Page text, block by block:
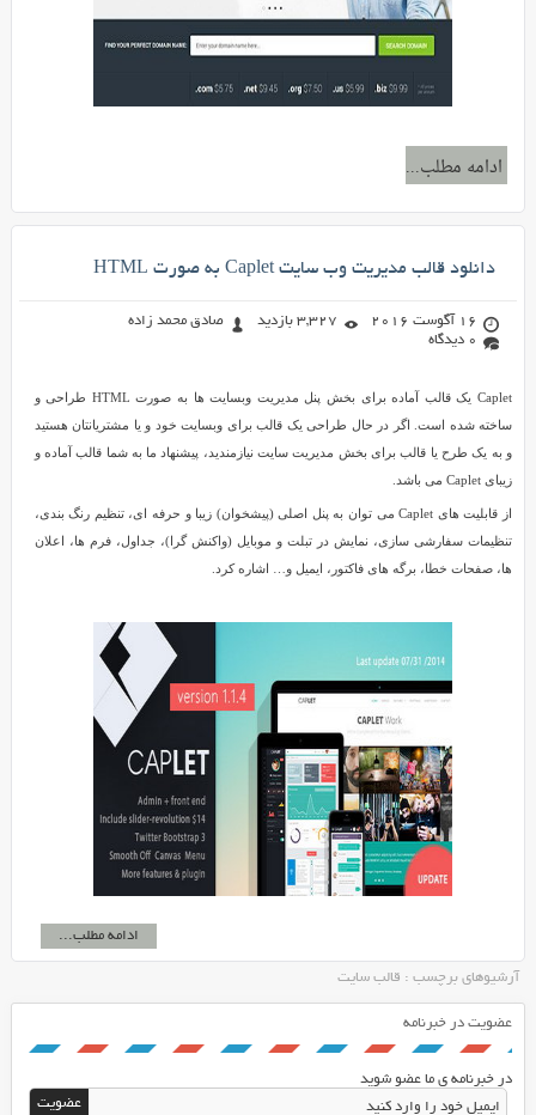
ادامه مطلب...
دانلود قالب مدیریت وب سایت Caplet به صورت HTML
16 آگوست 2016 3,327 بازدید
صادق محمد زاده
0 دیدگاه
Caplet یک قالب آماده برای بخش پنل مدیریت وبسایت ها به صورت HTML طراحی و
ساخته شده است. اگر در حال طراحی یک قالب برای وبسایت خود و یا مشتریانتان هستید
و به یک طرح یا قالب برای بخش مدیریت سایت نیازمندید، پیشنهاد ما به شما قالب آماده و
زیبای Caplet می باشد.
از قابلیت های Caplet می توان به پنل اصلی (پیشخوان) زیبا و حرفه ای، تنظیم رنگ بندی،
تنظیمات سفارشی سازی، نمایش در تبلت و موبایل (واکنش گرا)، جداول، فرم ها، اعلان
ها، صفحات خطا، برگه های فاکتور، ایمیل و… اشاره کرد.
ادامه مطلب...
آرشیوهای برچسب : قالب سایت
عضویت در خبرنامه
در خبرنامه ی ما عضو شوید